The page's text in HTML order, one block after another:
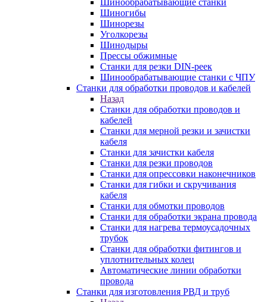
Шинообрабатывающие станки
Шиногибы
Шинорезы
Уголкорезы
Шинодыры
Прессы обжимные
Станки для резки DIN-реек
Шинообрабатывающие станки с ЧПУ
Станки для обработки проводов и кабелей
Назад
Станки для обработки проводов и
кабелей
Станки для мерной резки и зачистки
кабеля
Станки для зачистки кабеля
Станки для резки проводов
Станки для опрессовки наконечников
Станки для гибки и скручивания
кабеля
Станки для обмотки проводов
Станки для обработки экрана провода
Станки для нагрева термоусадочных
трубок
Станки для обработки фитингов и
уплотнительных колец
Автоматические линии обработки
провода
Станки для изготовления РВД и труб